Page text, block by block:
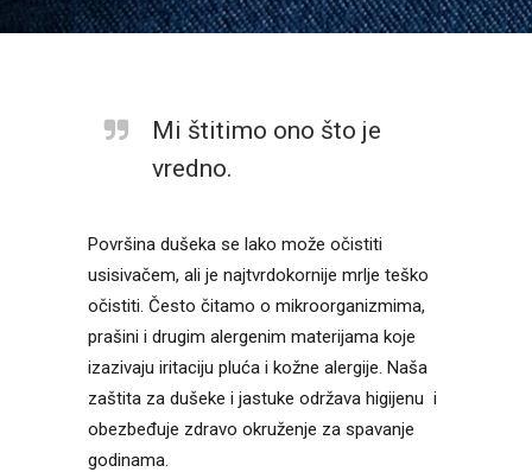
Mi štitimo ono što je
vredno.
Površina dušeka se lako može očistiti
usisivačem, ali je najtvrdokornije mrlje teško
očistiti. Često čitamo o mikroorganizmima,
prašini i drugim alergenim materijama koje
izazivaju iritaciju pluća i kožne alergije. Naša
zaštita za dušeke i jastuke održava higijenu i
obezbeđuje zdravo okruženje za spavanje
godinama.